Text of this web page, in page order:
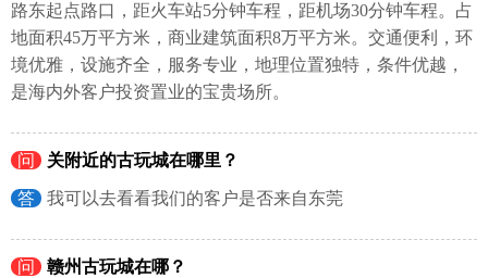
路东起点路口，距火车站5分钟车程，距机场30分钟车程。占
地面积45万平方米，商业建筑面积8万平方米。交通便利，环
境优雅，设施齐全，服务专业，地理位置独特，条件优越，
是海内外客户投资置业的宝贵场所。
问 关附近的古玩城在哪里？
答 我可以去看看我们的客户是否来自东莞
问 赣州古玩城在哪？